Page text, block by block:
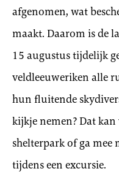
afgenomen, wat
maakt. Daarom is de
15 augustus tijdelijk
veldleeuweriken alle
hun fluitende
kijkje nemen? Dat
shelterpark of ga mee
tijdens een excursie.